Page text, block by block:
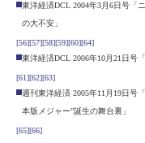
東洋経済DCL 2004年3月6日号「
の大不安」
[56][57][58][59][60][64]
東洋経済DCL 2006年10月21日号
[61][62][63]
週刊東洋経済 2005年11月19日号
本版メジャー”誕生の舞台裏」
[65][66]